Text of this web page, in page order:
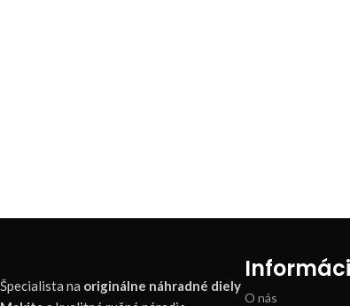
Špecialista na originálne náhradné diely
O nás